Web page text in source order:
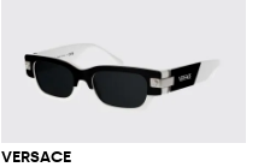
VERSACE